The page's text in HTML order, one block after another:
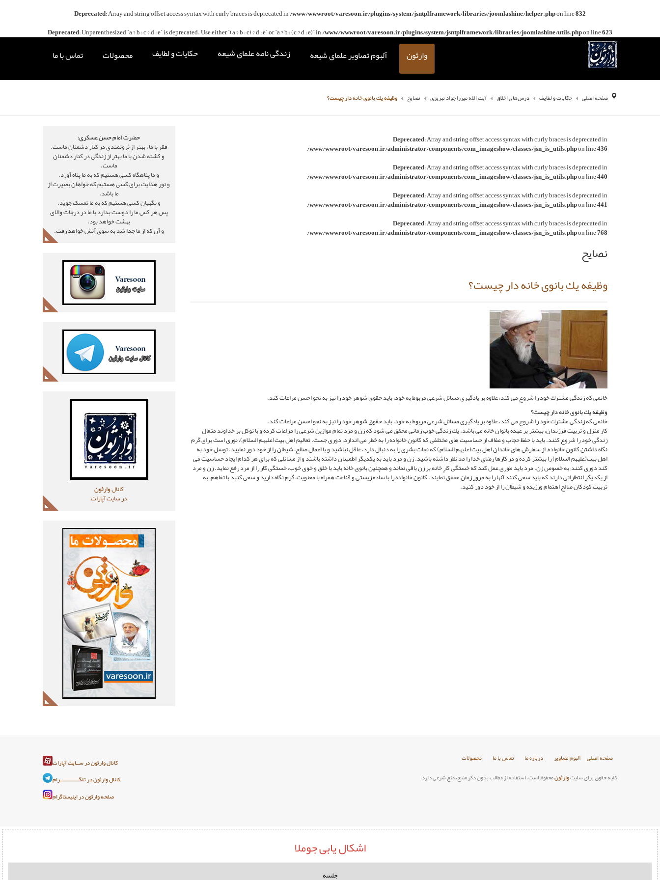
Deprecated: Array and string offset access syntax with curly braces is deprecated in/www/wwwroot/varesoon.ir/plugins/system/jsntplframework/libraries/joomlashine/helper.phpon line832
Deprecated: Unparenthesized `a ? b : c ? d : e` is deprecated. Use either `(a ? b : c) ? d : e` or `a ? b : (c ? d : e)` in/www/wwwroot/varesoon.ir/plugins/system/jsntplframework/libraries/joomlashine/utils.phpon line623
وارثون آلبوم تصاویر علمای شیعه زندگی نامه علمای شیعه حکایات و لطایف محصولات تماس با ما
صفحه اصلی حکایات و لطایف درس‌های اخلاق آیت الله میرزا جواد تبریزی نصایح وظيفه يك بانوى خانه دار چيست؟
Deprecated: Array and string offset access syntax with curly braces is deprecated in
/www/wwwroot/varesoon.ir/administrator/components/com_imageshow/classes/jsn_is_utils.phpon line436
Deprecated: Array and string offset access syntax with curly braces is deprecated in
/www/wwwroot/varesoon.ir/administrator/components/com_imageshow/classes/jsn_is_utils.phpon line440
Deprecated: Array and string offset access syntax with curly braces is deprecated in
/www/wwwroot/varesoon.ir/administrator/components/com_imageshow/classes/jsn_is_utils.phpon line441
Deprecated: Array and string offset access syntax with curly braces is deprecated in
/www/wwwroot/varesoon.ir/administrator/components/com_imageshow/classes/jsn_is_utils.phpon line768
نصایح
وظيفه يك بانوى خانه دار چيست؟
خانمى كه زندگى مشترك خود را شروع مى كند، علاوه بر يادگيرى مسائل شرعى مربوط به خود، بايد حقوق شوهر خود را نيز به نحو احسن مراعات كند.
وظيفه يك بانوى خانه دار چيست؟
خانمى كه زندگى مشترك خود را شروع مى كند، علاوه بر يادگيرى مسائل شرعى مربوط به خود، بايد حقوق شوهر خود را نيز به نحو احسن مراعات كند.
كار منزل و تربيت فرزندان، بيشتر بر عهده بانوان خانه مى باشد. يك زندگى خوب زمانى محقق مى شود كه زن و مرد تمام موازين شرعى را مراعات كرده و با توكل بر خداوند متعال
زندگى خود را شروع كنند. بايد با حفظ حجاب و عفاف از حساسيت هاى مختلفى كه كانون خانواده را به خطر مى اندازد، دورى جست. تعاليم اهل بيت(عليهم السلام)، نورى است براى گرم
نگاه داشتن كانون خانواده; از سفارش هاى خاندان اهل بيت(عليهم السلام) كه نجات بشرى را به دنبال دارد، غافل نباشيد و با اعمال صالح، شيطان را از خود دور نماييد. توسل خود به
اهل بيت(عليهم السلام) را بيشتر كرده و در كارها رضاى خدا را مد نظر داشته باشيد. زن و مرد بايد به يكديگر اطمينان داشته باشند و از مسائلى كه براى هر كدام ايجاد حساسيت مى
كند دورى كنند; به خصوص زن. مرد بايد طورى عمل كند كه خستگى كارِ خانه بر زن باقى نماند و همچنين بانوى خانه بايد با خلق و خوى خوب، خستگى كار را از مرد رفع نمايد. زن و مرد
از يكديگر انتظاراتى دارند كه بايد سعى كنند آنها را به مرور زمان محقق نمايند. كانون خانواده را با ساده زيستى و قناعت همراه با معنويت، گرم نگاه داريد و سعى كنيد با تفاهم، به
تربيت كودكان صالح اهتمام ورزيده و شيطان را از خود دور كنيد.
حضرت امام حسن عسکری:
فقر با ما ، بهتر از ثروتمندی در کنار دشمنان ماست.
و کشته شدن با ما بهتر از زندگی در کنار دشمنان
ماست.
و ما پناهگاه کسی هستیم که به ما پناه آورد.
و نور هدایت برای کسی هستیم که خواهان بصیرت از
ما باشد.
و نگهبان کسی هستیم که به ما تمسک جوید.
پس هر کس ما را دوست بدارد با ما در درجات والای
بهشت خواهد بود.
و آن که از ما جدا شد به سوی آتش خواهد رفت.
کانالوارثون
در سایت آپارات
کانال وارثون در ســایت آپارات
کانال وارثون در تلگـــــــــــــرام
صفحه وارثون در اینیستاگرام
صفحه اصلی آلبوم تصاویر درباره ما تماس با ما
محصولات
کلیه حقوق برای سایتوارثونمحفوظ است. استفاده از مطالب بدون ذکر منبع، منع شرعی دارد.
اشکال یابی جوملا
جلسه